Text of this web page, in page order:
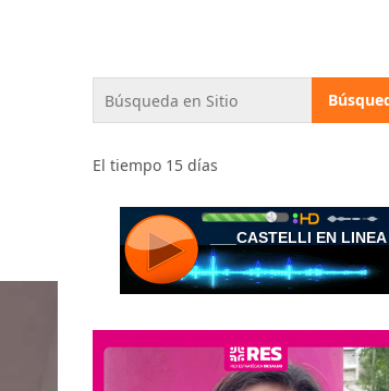
El tiempo 15 días